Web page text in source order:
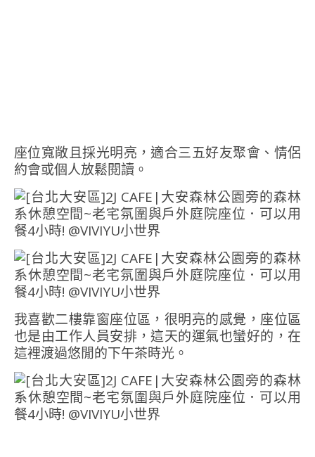
座位寬敞且採光明亮，適合三五好友聚會、情侶
約會或個人放鬆閱讀。
我喜歡二樓靠窗座位區，很明亮的感覺，座位區
也是由工作人員安排，這天的運氣也蠻好的，在
這裡渡過悠閒的下午茶時光。